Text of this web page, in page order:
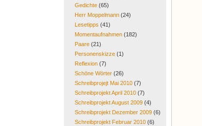
Gedichte(65)
Herr Moppelmann(24)
Lesetipps (41)
Momentaufnahmen(182)
Paare(21)
Personenskizze(1)
Reflexion(7)
Schöne Wörter(26)
Schreibprojejt Mai 2010(7)
Schreibprojekt April 2010(7)
Schreibprojekt August 2009(4)
Schreibprojekt Dezember 2009(6)
Schreibprojekt Februar 2010(6)